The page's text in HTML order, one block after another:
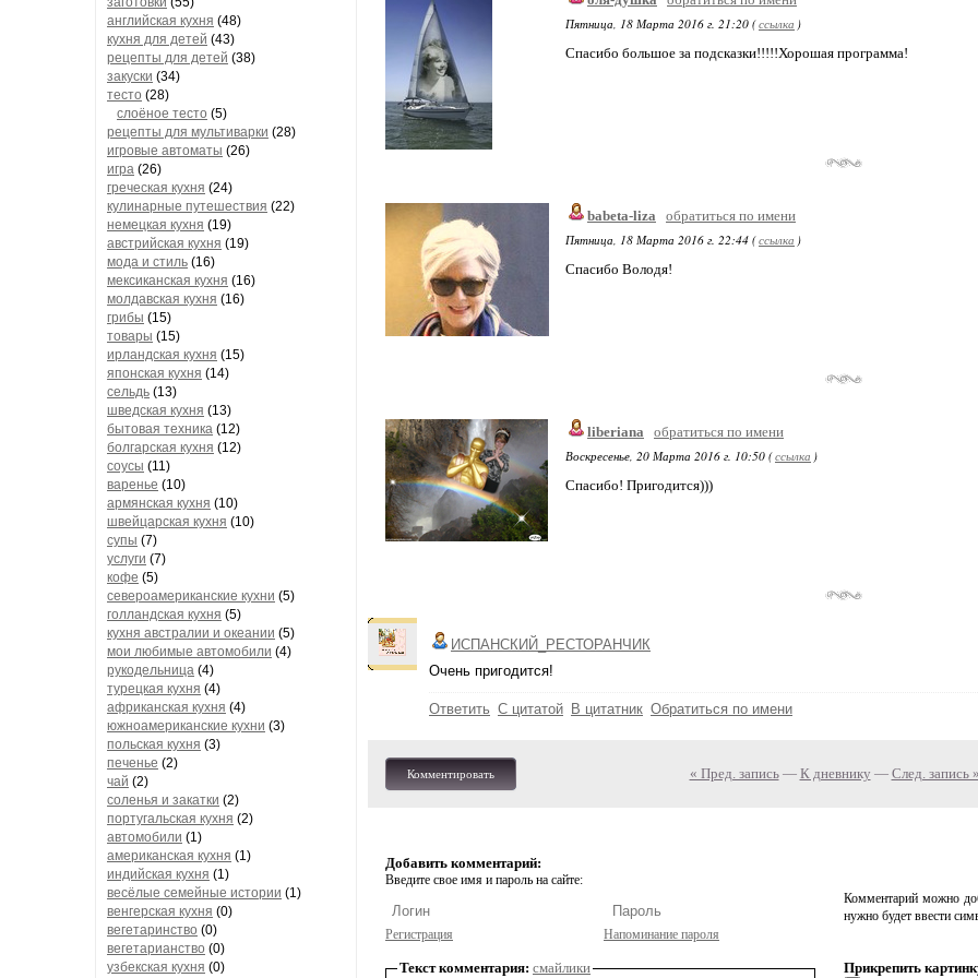
английская кухня (48)
кухня для детей (43)
рецепты для детей (38)
закуски (34)
тесто (28)
слоёное тесто (5)
рецепты для мультиварки (28)
игровые автоматы (26)
игра (26)
греческая кухня (24)
кулинарные путешествия (22)
немецкая кухня (19)
австрийская кухня (19)
мода и стиль (16)
мексиканская кухня (16)
молдавская кухня (16)
грибы (15)
товары (15)
ирландская кухня (15)
японская кухня (14)
сельдь (13)
шведская кухня (13)
бытовая техника (12)
болгарская кухня (12)
соусы (11)
варенье (10)
армянская кухня (10)
швейцарская кухня (10)
супы (7)
услуги (7)
кофе (5)
североамериканские кухни (5)
голландская кухня (5)
кухня австралии и океании (5)
мои любимые автомобили (4)
рукодельница (4)
турецкая кухня (4)
африканская кухня (4)
южноамериканские кухни (3)
польская кухня (3)
печенье (2)
чай (2)
соленья и закатки (2)
португальская кухня (2)
автомобили (1)
американская кухня (1)
индийская кухня (1)
весёлые семейные истории (1)
венгерская кухня (0)
вегетаринство (0)
вегетарианство (0)
узбекская кухня (0)
Пятница, 18 Марта 2016 г. 21:20 (ссылка )
Спасибо большое за подсказки!!!!!Хорошая программа!
babeta-liza
обратиться по имени
Пятница, 18 Марта 2016 г. 22:44 (ссылка )
Спасибо Володя!
liberiana
обратиться по имени
Воскресенье, 20 Марта 2016 г. 10:50 (ссылка )
Спасибо! Пригодится)))
ИСПАНСКИЙ_РЕСТОРАНЧИК
Очень пригодится!
Ответить С цитатой В цитатник Обратиться по имени
Комментировать « Пред. запись— К дневнику — След. запись »
Добавить комментарий:
Введите свое имя и пароль на сайте:
Регистрация Напоминание пароля
Комментарий можно
нужно будет ввести
Текст комментария: смайлики Прикрепить